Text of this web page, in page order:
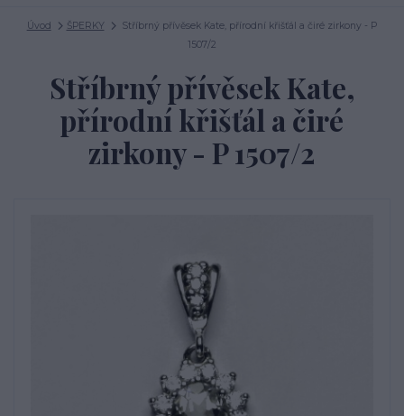
Úvod ŠPERKY
Stříbrný přívěsek Kate, přírodní křišťál a čiré zirkony - P
1507/2
Stříbrný přívěsek Kate,
přírodní křišťál a čiré
zirkony - P 1507/2